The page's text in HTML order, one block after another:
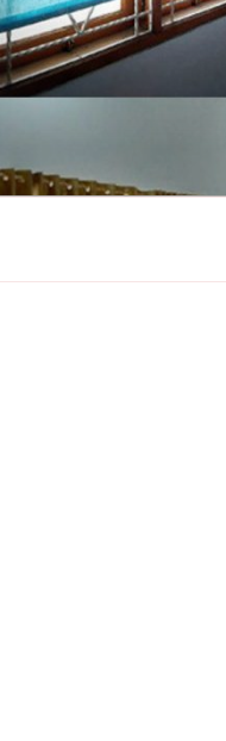
Skip
to
content